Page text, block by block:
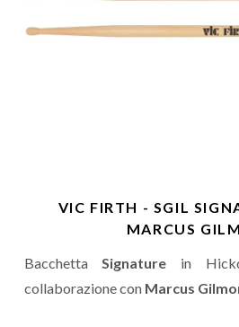
VIC FIRTH - SGIL
MARCUS
Bacchetta Signature in
collaborazione con Marcus